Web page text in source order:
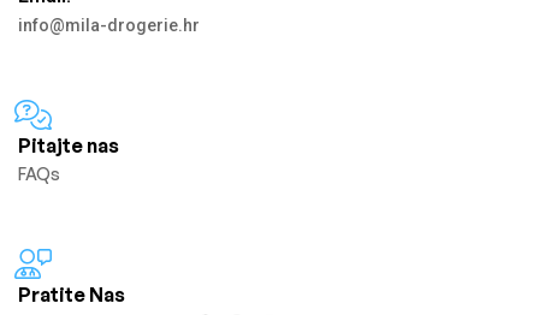
info@mila-drogerie.hr
Pitajte nas
FAQs
Pratite Nas